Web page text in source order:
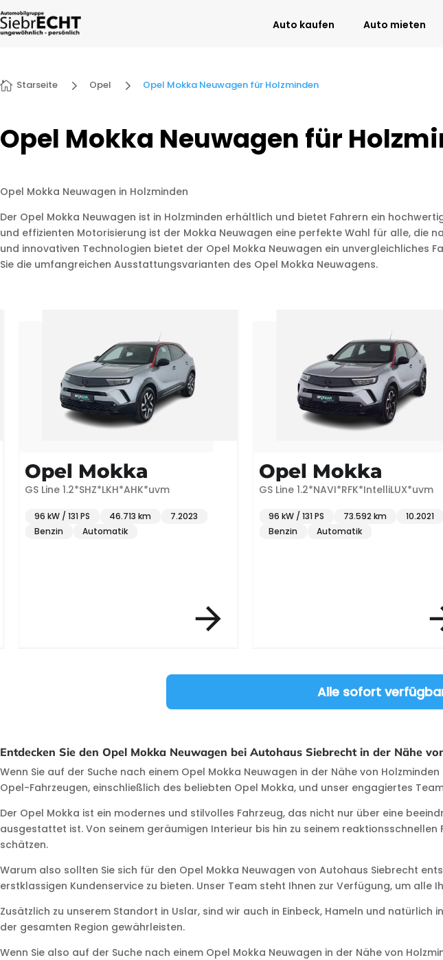
Auto kaufen Auto mieten
 Starseite 5 Opel 5 Opel Mokka Neuwagen für Holzminden
Opel Mokka Neuwagen für
Opel Mokka Neuwagen in Holzminden
Der Opel Mokka Neuwagen ist in Holzminden erhältlich und bietet Fahrern ein
und effizienten Motorisierung ist der Mokka Neuwagen eine perfekte Wahl für alle, die
und innovativen Technologien bietet der Opel Mokka Neuwagen ein unvergleichliches
Sie die umfangreichen Ausstattungsvarianten des Opel Mokka Neuwagens.
Opel Mokka
GS Line 1.2*SHZ*LKH*AHK*uvm
96 kW / 131 PS 46.713 km
7.2023
Benzin
Automatik
Opel Mokka
GS Line 1.2*NAVI*RFK*IntelliLUX*uvm
96 kW / 131 PS 73.592 km
10.2021
Benzin
Automatik
Alle sofort
Entdecken Sie den Opel Mokka Neuwagen bei Autohaus Siebrecht in der Nähe
Wenn Sie auf der Suche nach einem Opel Mokka Neuwagen in der Nähe von
Opel-Fahrzeugen, einschließlich des beliebten Opel Mokka, und unser engagiertes
Der Opel Mokka ist ein modernes und stilvolles Fahrzeug, das nicht nur über eine
ausgestattet ist. Von seinem geräumigen Interieur bis hin zu seinem
schätzen.
Warum also sollten Sie sich für den Opel Mokka Neuwagen von Autohaus Siebrecht
erstklassigen Kundenservice zu bieten. Unser Team steht Ihnen zur Verfügung, um
Zusätzlich zu unserem Standort in Uslar, sind wir auch in Einbeck, Hameln und
der gesamten Region gewährleisten.
Wenn Sie also auf der Suche nach einem Opel Mokka Neuwagen in der Nähe von